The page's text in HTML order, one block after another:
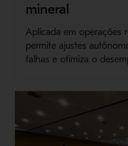
mineral
Aplicada em operações
permite ajustes
falhas e otimiza o